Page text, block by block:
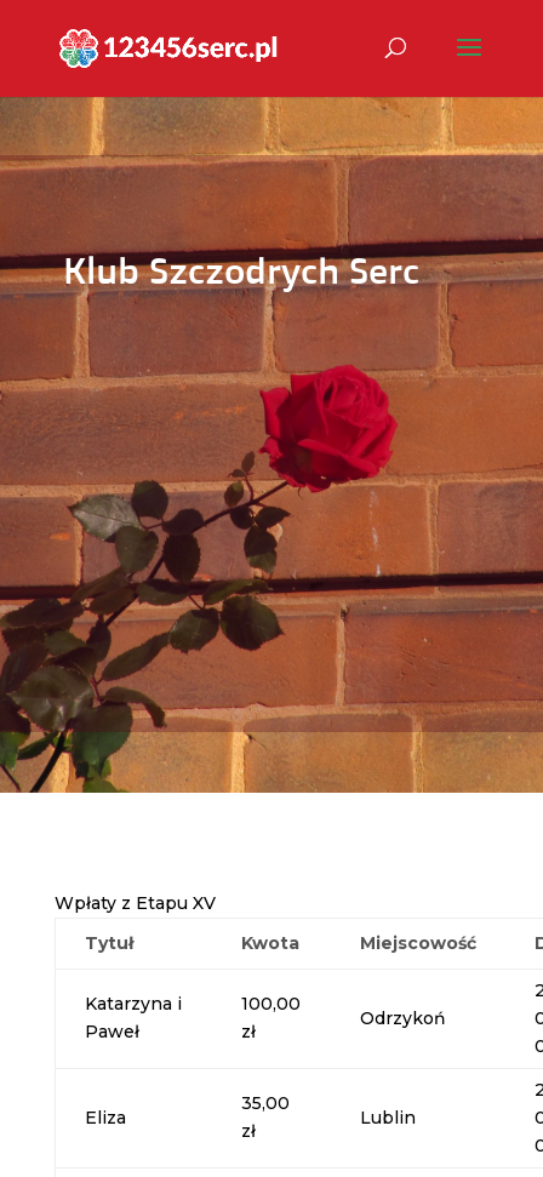
Klub Szczodrych Serc
Wpłaty z Etapu XV
Tytuł
Kwota Miejscowość
Katarzyna i
Paweł
100,00
zł
Odrzykoń
Eliza
35,00
zł
Lublin